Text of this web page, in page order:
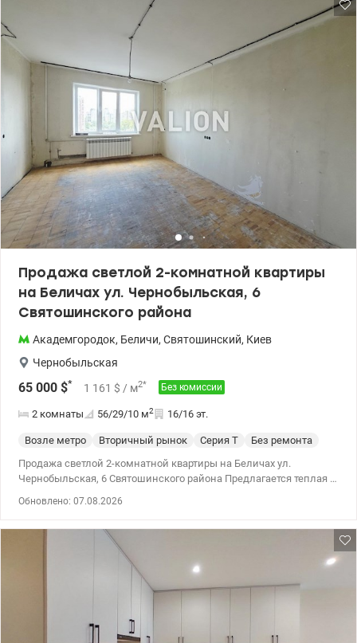
землей и есть теплый пол по всей квартире. Общая площадь
35,6 кв.м. Дом с закрытой территорией, камерами
видеонаблюдения, детской площадкой и паркингом. В пешей
доступности магазины, супермаркет Spar, Novus, кафе,
McDonald's, банкоматы, аптеки, рынки, остановки
общественного транспорта. Школы, сады, отделения банков и
новой почты. В нескольких остановках от дома ТРЦ Lavina Mall,
Ашан, Сильпо, Winetime, Эпицентр, Multiplex. Озеро, лес. До
метро Академгородок 15-20 минут пешком. Большой опыт
помощи при покупке квартир по государственным программам,
безналичный расчет 1) Госмолодежь, Еоселя (Е-оселя),
Восстановление, Сертификат 2) Жилье для ВПЛ и военных
(постановление 280 и др.) Без комиссии для покупателя.
Рассматриваем государственные программы: Восстановление,
Сертификат, Сертификат, Госмолодежь, Жилье для ВПЛ и
военных (постановление 280 и др.). Звоните. Записывайтесь на
просмотр. Цена 68 000 у.е. Александр Зайцев 0990100903,
Продажа светлой 2-комнатной квартиры
на Беличах ул. Чернобыльская, 6
Святошинского района
Академгородок, Беличи, Святошинский, Киев
Чернобыльская
65 000 $* 1 161 $ / м2* Без комиссии
2 комнаты 56/29/10 м2 16/16 эт.
Возле метро Вторичный рынок Серия Т
Без ремонта
Продажа светлой 2-комнатной квартиры на Беличах ул.
Чернобыльская, 6 Святошинского района Предлагается теплая и
высокий технический этаж. (дом серии Т-4)1989 года
над вами полная тишина и прекрасный панорамный вид без
сделана. Вам осталось выбрать только цвет стен и напольное
покрытие по своему вкусу! Как бонус визуализация будущего
интерьера в подарок! Могу переслать по запросу вместе с видео.
сантехника и коммуникации - проложены долговечные
Обновлено: 07.08.2026